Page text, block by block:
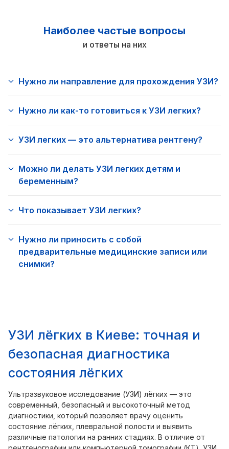
Наиболее частые вопросы
и ответы на них
Нужно ли направление для прохождения УЗИ?
Нужно ли как-то готовиться к УЗИ легких?
УЗИ легких — это альтернатива рентгену?
Можно ли делать УЗИ легких детям и
беременным?
Что показывает УЗИ легких?
Нужно ли приносить с собой
предварительные медицинские записи или
снимки?
УЗИ лёгких в Киеве: точная и
безопасная диагностика
состояния лёгких
Ультразвуковое исследование (УЗИ) лёгких — это
современный, безопасный и высокоточный метод
диагностики, который позволяет врачу оценить
состояние лёгких, плевральной полости и выявить
различные патологии на ранних стадиях. В отличие от